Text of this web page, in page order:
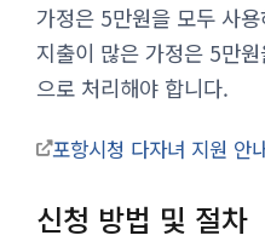
가정은 5만원을 모두 사
지출이 많은 가정은 5만
으로 처리해야 합니다.
포항시청 다자녀 지원 안
신청 방법 및 절차